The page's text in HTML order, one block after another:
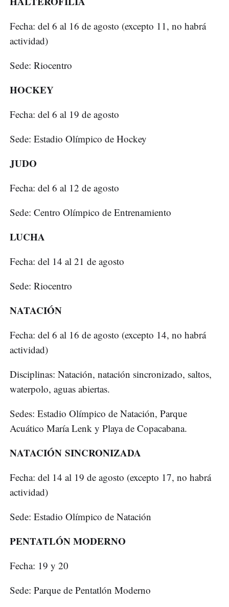
Fecha: del 6 al 16 de agosto (excepto 11, no habrá
actividad)
Sede: Riocentro
HOCKEY
Fecha: del 6 al 19 de agosto
Sede: Estadio Olímpico de Hockey
JUDO
Fecha: del 6 al 12 de agosto
Sede: Centro Olímpico de Entrenamiento
LUCHA
Fecha: del 14 al 21 de agosto
Sede: Riocentro
NATACIÓN
Fecha: del 6 al 16 de agosto (excepto 14, no habrá
actividad)
Disciplinas: Natación, natación sincronizado, saltos,
waterpolo, aguas abiertas.
Sedes: Estadio Olímpico de Natación, Parque
Acuático María Lenk y Playa de Copacabana.
NATACIÓN SINCRONIZADA
Fecha: del 14 al 19 de agosto (excepto 17, no habrá
actividad)
Sede: Estadio Olímpico de Natación
PENTATLÓN MODERNO
Fecha: 19 y 20
Sede: Parque de Pentatlón Moderno